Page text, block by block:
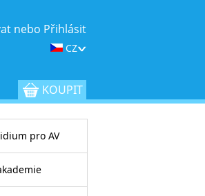
nebo Přihlásit
CZ
KOUPIT
pro AV